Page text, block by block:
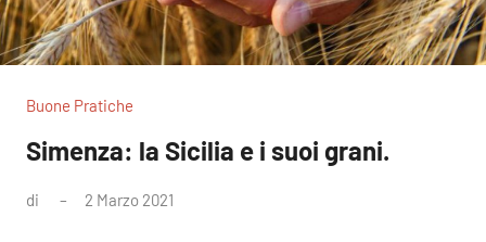
Buone Pratiche
Simenza: la Sicilia e i suoi grani.
di 2 Marzo 2021